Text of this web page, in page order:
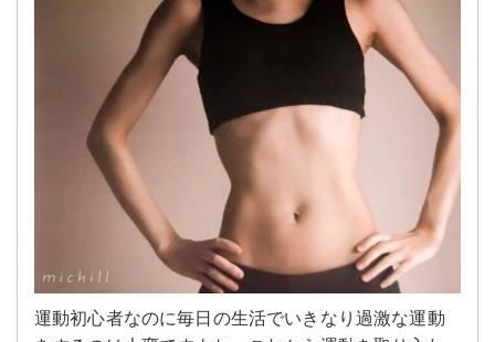
運動初心者なのに毎日の生活でいきなり過激な運動